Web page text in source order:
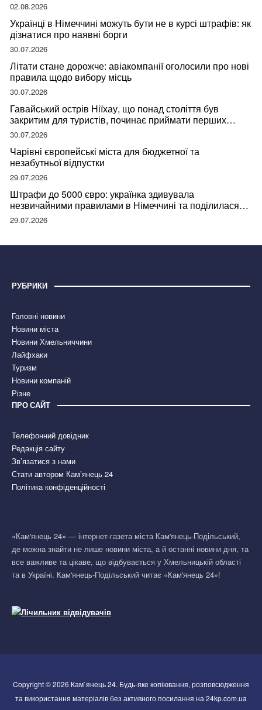
02.08.2026
Українці в Німеччині можуть бути не в курсі штрафів: як
дізнатися про наявні борги
30.07.2026
Літати стане дорожче: авіакомпанії оголосили про нові
правила щодо вибору місць
30.07.2026
Гавайський острів Ніїхау, що понад століття був
закритим для туристів, починає приймати перших
відвідувачів
30.07.2026
Чарівні європейські міста для бюджетної та
незабутньої відпустки
29.07.2026
Штрафи до 5000 євро: українка здивувала
незвичайними правилами в Німеччині та поділилася
правдою
29.07.2026
РУБРИКИ
Головні новини
Новини міста
Новини Хмельниччини
Лайфхаки
Туризм
Новини компаній
Різне
ПРО САЙТ
Телефонний довідник
Редакція сайту
Зв’язатися з нами
Стати автором Кам’янець 24
Політика конфіденційності
«Кам'янець 24» — інтернет-газета міста Кам'янець-Подільський,
де можна знайти не лише новини міста, а й останні новини дня, та
все важливе та цікаве, що відбувається у Хмельницькій області
та в Україні. Кам'янець-Подільський читає «Кам'янець 24»!
Copyright © 2026 Кам`янець 24. Будь-яке копіювання, розповсюдження
та використання матеріалів без активного посилання на 24kp.com.ua